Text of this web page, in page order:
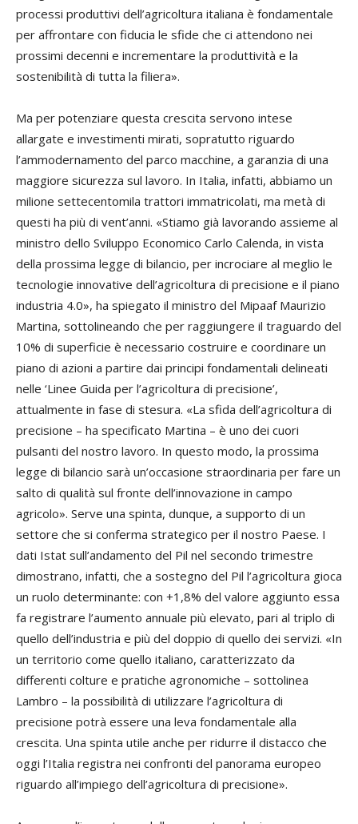
processi produttivi dell’agricoltura italiana è fondamentale
per affrontare con fiducia le sfide che ci attendono nei
prossimi decenni e incrementare la produttività e la
sostenibilità di tutta la filiera».
Ma per potenziare questa crescita servono intese
allargate e investimenti mirati, sopratutto riguardo
l’ammodernamento del parco macchine, a garanzia di una
maggiore sicurezza sul lavoro. In Italia, infatti, abbiamo un
milione settecentomila trattori immatricolati, ma metà di
questi ha più di vent’anni. «Stiamo già lavorando assieme al
ministro dello Sviluppo Economico Carlo Calenda, in vista
della prossima legge di bilancio, per incrociare al meglio le
tecnologie innovative dell’agricoltura di precisione e il piano
industria 4.0», ha spiegato il ministro del Mipaaf Maurizio
Martina, sottolineando che per raggiungere il traguardo del
10% di superficie è necessario costruire e coordinare un
piano di azioni a partire dai principi fondamentali delineati
nelle ‘Linee Guida per l’agricoltura di precisione’,
attualmente in fase di stesura. «La sfida dell’agricoltura di
precisione – ha specificato Martina – è uno dei cuori
pulsanti del nostro lavoro. In questo modo, la prossima
legge di bilancio sarà un’occasione straordinaria per fare un
salto di qualità sul fronte dell’innovazione in campo
agricolo». Serve una spinta, dunque, a supporto di un
settore che si conferma strategico per il nostro Paese. I
dati Istat sull’andamento del Pil nel secondo trimestre
dimostrano, infatti, che a sostegno del Pil l’agricoltura gioca
un ruolo determinante: con +1,8% del valore aggiunto essa
fa registrare l’aumento annuale più elevato, pari al triplo di
quello dell’industria e più del doppio di quello dei servizi. «In
un territorio come quello italiano, caratterizzato da
differenti colture e pratiche agronomiche – sottolinea
Lambro – la possibilità di utilizzare l’agricoltura di
precisione potrà essere una leva fondamentale alla
crescita. Una spinta utile anche per ridurre il distacco che
oggi l’Italia registra nei confronti del panorama europeo
riguardo all’impiego dell’agricoltura di precisione».